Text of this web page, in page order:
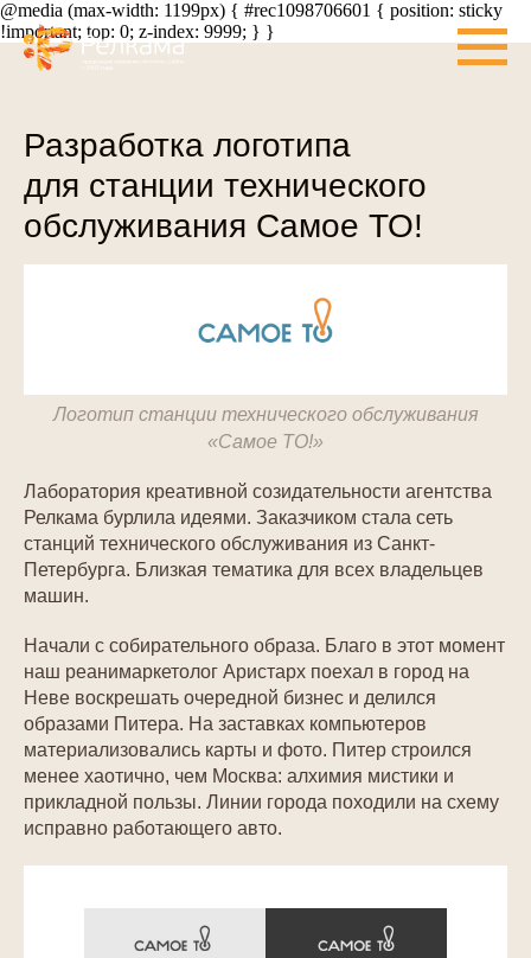
@media (max-width: 1199px) { #rec1098706601 { position: sticky
!important; top: 0; z-index: 9999; } }
Разработка логотипа
для станции технического
обслуживания Самое ТО!
Логотип станции технического обслуживания
«Самое ТО!»
Лаборатория креативной созидательности агентства
Релкама бурлила идеями. Заказчиком стала сеть
станций технического обслуживания из Санкт-
Петербурга. Близкая тематика для всех владельцев
машин.
Начали с собирательного образа. Благо в этот момент
наш реанимаркетолог Аристарх поехал в город на
Неве воскрешать очередной бизнес и делился
образами Питера. На заставках компьютеров
материализовались карты и фото. Питер строился
менее хаотично, чем Москва: алхимия мистики и
прикладной пользы. Линии города походили на схему
исправно работающего авто.